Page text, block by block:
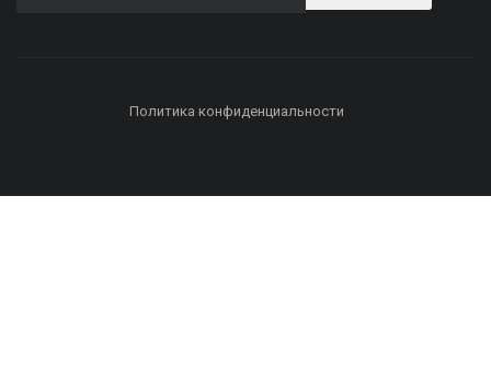
Политика конфиденциальности